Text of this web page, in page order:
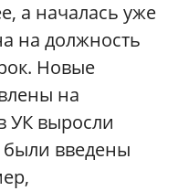
а началась уже
на должность
Новые
на
УК выросли
введены